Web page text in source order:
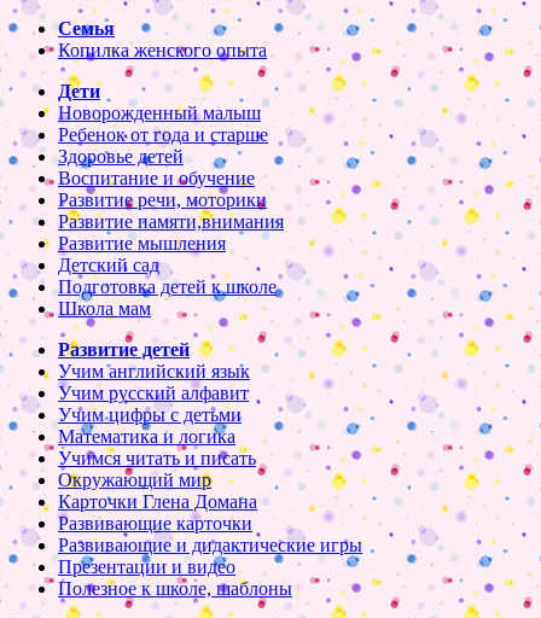
Семья
Копилка женского опыта
Дети
Новорожденный малыш
Ребенок от года и старше
Здоровье детей
Воспитание и обучение
Развитие речи, моторики
Развитие памяти,внимания
Развитие мышления
Детский сад
Подготовка детей к школе
Школа мам
Развитие детей
Учим английский язык
Учим русский алфавит
Учим цифры с детьми
Математика и логика
Учимся читать и писать
Окружающий мир
Карточки Глена Домана
Развивающие карточки
Развивающие и дидактические игры
Презентации и видео
Полезное к школе, шаблоны